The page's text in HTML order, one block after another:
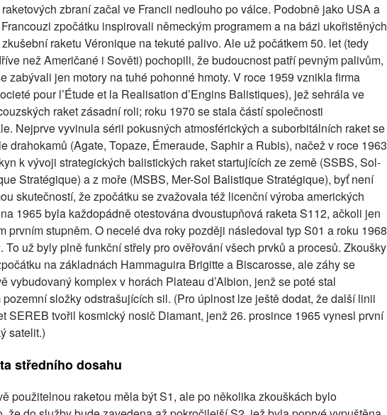
zbraní začal ve Francii nedlouho po válce. Podobně jako USA a
zpočátku inspirovali německým programem a na bázi ukořistěných
raketu Véronique na tekuté palivo. Ale už počátkem 50. let (tedy
než Američané i Sověti) pochopili, že budoucnost patří pevným palivům,
zabývali jen motory na tuhé pohonné hmoty. V roce 1959 vznikla firma
pour l’Étude et la Realisation d’Engins Balistiques), jež sehrála ve
raket zásadní roli; roku 1970 se stala částí společnosti
Nejprve vyvinula sérii pokusných atmosférických a suborbitálních raket se
drahokamů (Agate, Topaze, Émeraude, Saphir a Rubis), načež v roce 1963
k vývoji strategických balistických raket startujících ze země (SSBS, Sol-
Stratégique) a z moře (MSBS, Mer-Sol Balistique Stratégique), byť není
skutečností, že zpočátku se zvažovala též licenční výroba amerických
1965 byla každopádně otestována dvoustupňová raketa S112, ačkoli jen
prvním stupněm. O necelé dva roky později následoval typ S01 a roku 1968
To už byly plně funkční střely pro ověřování všech prvků a procesů. Zkoušky
na základnách Hammaguira Brigitte a Biscarosse, ale záhy se
vybudovaný komplex v horách Plateau d’Albion, jenž se poté stal
pozemní složky odstrašujících sil. (Pro úplnost lze ještě dodat, že další linii
SEREB tvořil kosmický nosič Diamant, jenž 26. prosince 1965 vynesl první
satelit.)
středního dosahu
použitelnou raketou měla být S1, ale po několika zkouškách bylo